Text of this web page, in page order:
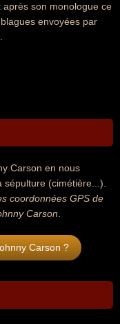
son monologue ce
envoyées par
Carson en nous
(cimétière...).
coordonnées GPS de
Carson
Carson ?